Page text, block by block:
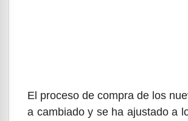
El proceso de compra de los
a cambiado y se ha ajustado a